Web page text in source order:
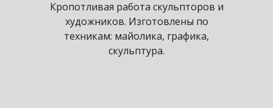
Кропотливая работа скульпторов и
художников. Изготовлены по
техникам: майолика, графика,
скульптура.